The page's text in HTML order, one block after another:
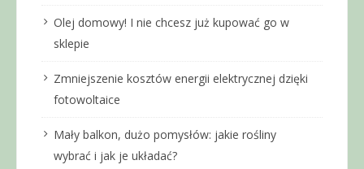
Olej domowy! I nie chcesz już kupować go w
sklepie
Zmniejszenie kosztów energii elektrycznej dzięki
fotowoltaice
Mały balkon, dużo pomysłów: jakie rośliny
wybrać i jak je układać?